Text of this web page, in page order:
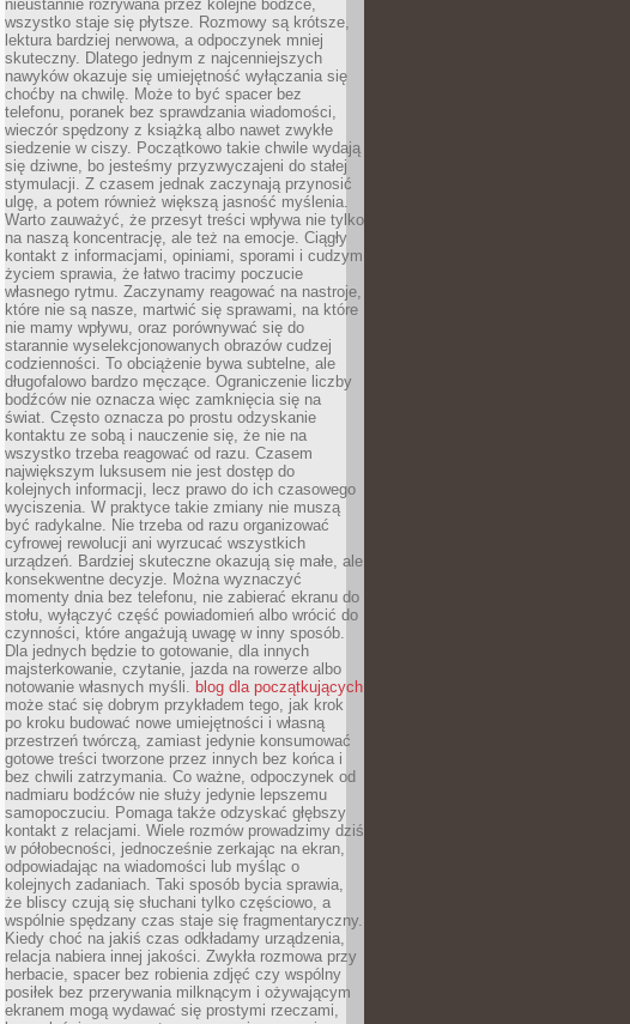
nieustannie rozrywana przez kolejne bodźce,
wszystko staje się płytsze. Rozmowy są krótsze,
lektura bardziej nerwowa, a odpoczynek mniej
skuteczny. Dlatego jednym z najcenniejszych
nawyków okazuje się umiejętność wyłączania się
choćby na chwilę. Może to być spacer bez
telefonu, poranek bez sprawdzania wiadomości,
wieczór spędzony z książką albo nawet zwykłe
siedzenie w ciszy. Początkowo takie chwile wydają
się dziwne, bo jesteśmy przyzwyczajeni do stałej
stymulacji. Z czasem jednak zaczynają przynosić
ulgę, a potem również większą jasność myślenia.
Warto zauważyć, że przesyt treści wpływa nie tylko
na naszą koncentrację, ale też na emocje. Ciągły
kontakt z informacjami, opiniami, sporami i cudzym
życiem sprawia, że łatwo tracimy poczucie
własnego rytmu. Zaczynamy reagować na nastroje,
które nie są nasze, martwić się sprawami, na które
nie mamy wpływu, oraz porównywać się do
starannie wyselekcjonowanych obrazów cudzej
codzienności. To obciążenie bywa subtelne, ale
długofalowo bardzo męczące. Ograniczenie liczby
bodźców nie oznacza więc zamknięcia się na
świat. Często oznacza po prostu odzyskanie
kontaktu ze sobą i nauczenie się, że nie na
wszystko trzeba reagować od razu. Czasem
największym luksusem nie jest dostęp do
kolejnych informacji, lecz prawo do ich czasowego
wyciszenia. W praktyce takie zmiany nie muszą
być radykalne. Nie trzeba od razu organizować
cyfrowej rewolucji ani wyrzucać wszystkich
urządzeń. Bardziej skuteczne okazują się małe, ale
konsekwentne decyzje. Można wyznaczyć
momenty dnia bez telefonu, nie zabierać ekranu do
stołu, wyłączyć część powiadomień albo wrócić do
czynności, które angażują uwagę w inny sposób.
Dla jednych będzie to gotowanie, dla innych
majsterkowanie, czytanie, jazda na rowerze albo
notowanie własnych myśli. blog dla początkujących
może stać się dobrym przykładem tego, jak krok
po kroku budować nowe umiejętności i własną
przestrzeń twórczą, zamiast jedynie konsumować
gotowe treści tworzone przez innych bez końca i
bez chwili zatrzymania. Co ważne, odpoczynek od
nadmiaru bodźców nie służy jedynie lepszemu
samopoczuciu. Pomaga także odzyskać głębszy
kontakt z relacjami. Wiele rozmów prowadzimy dziś
w półobecności, jednocześnie zerkając na ekran,
odpowiadając na wiadomości lub myśląc o
kolejnych zadaniach. Taki sposób bycia sprawia,
że bliscy czują się słuchani tylko częściowo, a
wspólnie spędzany czas staje się fragmentaryczny.
Kiedy choć na jakiś czas odkładamy urządzenia,
relacja nabiera innej jakości. Zwykła rozmowa przy
herbacie, spacer bez robienia zdjęć czy wspólny
posiłek bez przerywania milknącym i ożywającym
ekranem mogą wydawać się prostymi rzeczami,